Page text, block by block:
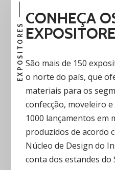
EXPOSITORES
CONHEÇA
São mais de 150
o norte do país, que
materiais para os
confecção, moveleiro
1000 lançamentos em
produzidos de acordo
Núcleo de Design do
conta dos estandes do